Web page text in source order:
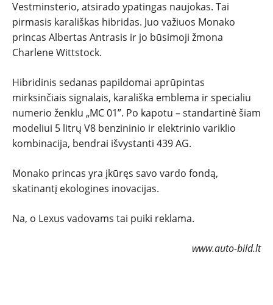
SPORTAS
ĮVAIRENYBĖS
Vestminsterio, atsirado ypatingas naujokas. Tai
pirmasis karališkas hibridas. Juo važiuos Monako
princas Albertas Antrasis ir jo būsimoji žmona
Charlene Wittstock.
Hibridinis sedanas papildomai aprūpintas
mirksinčiais signalais, karališka emblema ir specialiu
numerio ženklu „MC 01”. Po kapotu – standartinė šiam
modeliui 5 litrų V8 benzininio ir elektrinio variklio
kombinacija, bendrai išvystanti 439 AG.
Monako princas yra įkūręs savo vardo fondą,
skatinantį ekologines inovacijas.
Na, o Lexus vadovams tai puiki reklama.
www.auto-bild.lt